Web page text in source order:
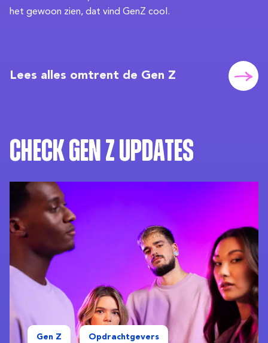
het gewoon zien, dat vind GenZ cool.
Lees alles omtrent de Gen Z
Check Gen Z updates
Gen Z Opdrachtgevers